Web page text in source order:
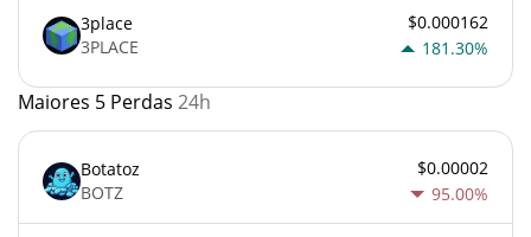
3place
3PLACE
$0.000162
181.30%
Maiores 5 Perdas 24h
Botatoz
BOTZ
$0.00002
95.00%